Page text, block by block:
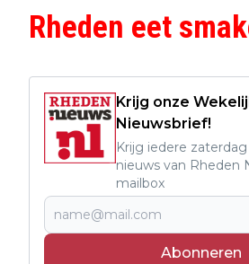
Rheden eet
Krijg onze
Nieuwsbrief!
Krijg iedere
nieuws van Rheden
mailbox
Abonneren